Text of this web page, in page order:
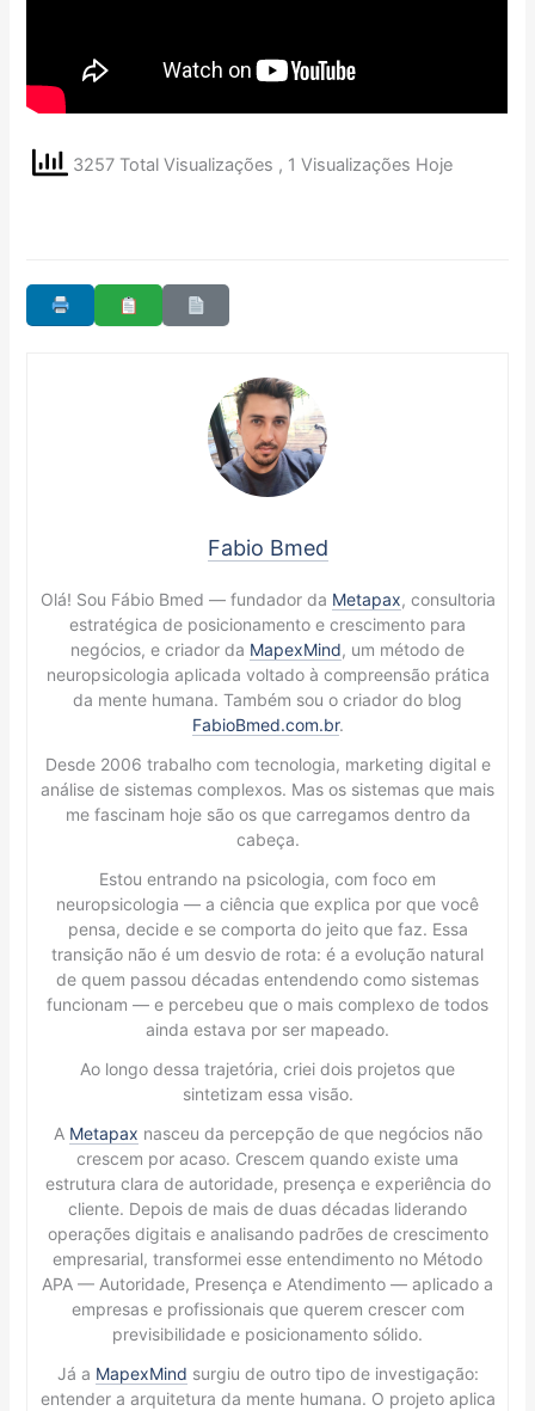
3257 Total Visualizações , 1 Visualizações Hoje
Fabio Bmed
Olá! Sou Fábio Bmed — fundador da Metapax, consultoria
estratégica de posicionamento e crescimento para
negócios, e criador da MapexMind, um método de
neuropsicologia aplicada voltado à compreensão prática
da mente humana. Também sou o criador do blog
FabioBmed.com.br.
Desde 2006 trabalho com tecnologia, marketing digital e
análise de sistemas complexos. Mas os sistemas que mais
me fascinam hoje são os que carregamos dentro da
cabeça.
Estou entrando na psicologia, com foco em
neuropsicologia — a ciência que explica por que você
pensa, decide e se comporta do jeito que faz. Essa
transição não é um desvio de rota: é a evolução natural
de quem passou décadas entendendo como sistemas
funcionam — e percebeu que o mais complexo de todos
ainda estava por ser mapeado.
Ao longo dessa trajetória, criei dois projetos que
sintetizam essa visão.
A Metapax nasceu da percepção de que negócios não
crescem por acaso. Crescem quando existe uma
estrutura clara de autoridade, presença e experiência do
cliente. Depois de mais de duas décadas liderando
operações digitais e analisando padrões de crescimento
empresarial, transformei esse entendimento no Método
APA — Autoridade, Presença e Atendimento — aplicado a
empresas e profissionais que querem crescer com
previsibilidade e posicionamento sólido.
Já a MapexMind surgiu de outro tipo de investigação:
entender a arquitetura da mente humana. O projeto aplica